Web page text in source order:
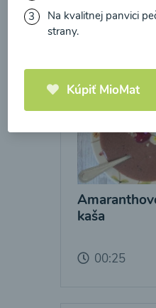
kaša
00:25
Na kvalitnej panvici
strany.
Kúpiť MioMat